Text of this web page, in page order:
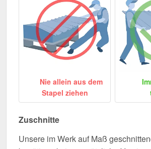
Nie allein aus dem
Stapel ziehen
Zuschnitte
Unsere im Werk auf Maß